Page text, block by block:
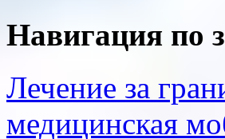
Навигация по
Лечение за
медицинская